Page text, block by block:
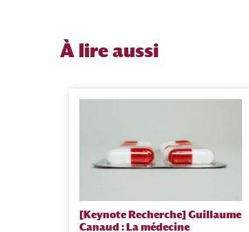
À lire aussi
[Keynote Recherche] Guillaume
Canaud : La médecine